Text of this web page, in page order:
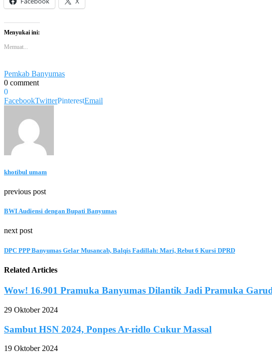
Menyukai ini:
Memuat...
Pemkab Banyumas
0 comment
0
FacebookTwitterPinterestEmail
khotibul umam
previous post
BWI Audiensi dengan Bupati Banyumas
next post
DPC PPP Banyumas Gelar Musancab, Balqis Fadillah: Mari, Rebut 6 Kursi DPRD
Related Articles
Wow! 16.901 Pramuka Banyumas Dilantik Jadi Pramuka
29 Oktober 2024
Sambut HSN 2024, Ponpes Ar-ridlo Cukur Massal
19 Oktober 2024